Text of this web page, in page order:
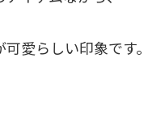
愛らしい印象です。